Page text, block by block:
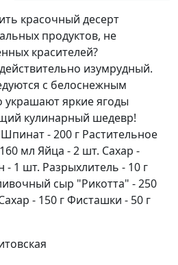
и
Вероника
Вавилова
Вероника
Вавилова
Елена
Солдатова
#67
и
Марина
Кочкарева
#66
красочный десерт
продуктов, не
красителей?
изумрудный.
с белоснежным
украшают яркие ягоды
кулинарный шедевр!
- 200 г Растительное
мл Яйца - 2 шт. Сахар -
1 шт. Разрыхлитель - 10 г
сыр "Рикотта" - 250
- 150 г Фисташки - 50 г